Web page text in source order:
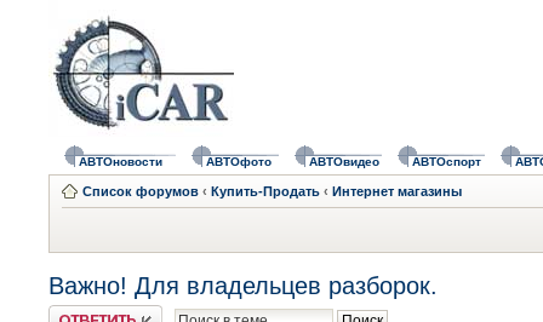
АВТОновости АВТОфото АВТОвидео АВТОспорт
Список форумов ‹ Купить-Продать ‹ Интернет магазины
Важно! Для владельцев разборок.
Ответить